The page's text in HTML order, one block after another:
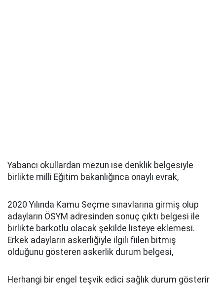
Yabancı okullardan mezun ise denklik belgesiyle
birlikte milli Eğitim bakanlığınca onaylı evrak,
2020 Yılında Kamu Seçme sınavlarına girmiş olup
adayların ÖSYM adresinden sonuç çıktı belgesi ile
birlikte barkotlu olacak şekilde listeye eklemesi.
Erkek adayların askerliğiyle ilgili fiilen bitmiş
olduğunu gösteren askerlik durum belgesi,
Herhangi bir engel teşvik edici sağlık durum gösterir